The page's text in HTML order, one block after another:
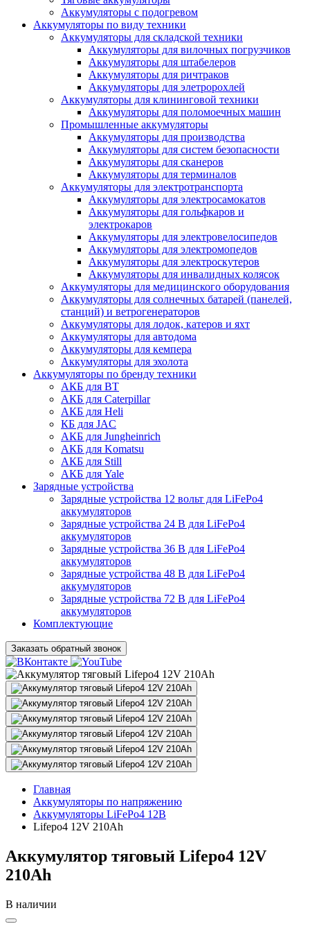
Аккумуляторы с подогревом
Аккумуляторы по виду техники
Аккумуляторы для складской техники
Аккумуляторы для вилочных погрузчиков
Аккумуляторы для штабелеров
Аккумуляторы для ричтраков
Аккумуляторы для элетророхлей
Аккумуляторы для клининговой техники
Аккумуляторы для поломоечных машин
Промышленные аккумуляторы
Аккумуляторы для производства
Аккумуляторы для систем безопасности
Аккумуляторы для сканеров
Аккумуляторы для терминалов
Аккумуляторы для электротранспорта
Аккумуляторы для электросамокатов
Аккумуляторы для гольфкаров и
электрокаров
Аккумуляторы для электровелосипедов
Аккумуляторы для электромопедов
Аккумуляторы для электроскутеров
Аккумуляторы для инвалидных колясок
Аккумуляторы для медицинского оборудования
Аккумуляторы для солнечных батарей (панелей,
станций) и ветрогенераторов
Аккумуляторы для лодок, катеров и яхт
Аккумуляторы для автодома
Аккумуляторы для кемпера
Аккумуляторы для эхолота
Аккумуляторы по бренду техники
АКБ для BT
АКБ для Caterpillar
АКБ для Heli
КБ для JAC
АКБ для Jungheinrich
АКБ для Komatsu
АКБ для Still
АКБ для Yale
Зарядные устройства
Зарядные устройства 12 вольт для LiFePo4
аккумуляторов
Зарядные устройства 24 В для LiFePo4
аккумуляторов
Зарядные устройства 36 В для LiFePo4
аккумуляторов
Зарядные устройства 48 В для LiFePo4
аккумуляторов
Зарядные устройства 72 В для LiFePo4
аккумуляторов
Комплектующие
Заказать обратный звонок
Главная
Аккумуляторы по напряжению
Аккумуляторы LiFePo4 12В
Lifepo4 12V 210Ah
Аккумулятор тяговый Lifepo4 12V
210Ah
В наличии